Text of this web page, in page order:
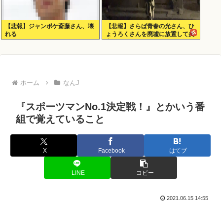
【悲報】ジャンポケ斎藤さん、壊
れる
【悲報】さらば青春の光さん、ひ
ょうろくさんを廃墟に放置して炎
ホーム なんJ
『スポーツマンNo.1決定戦！』とかいう番
組で覚えていること
X Facebook はてブ
LINE コピー
2021.06.15 14:55